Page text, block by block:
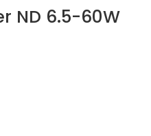
ND 6.5-60W